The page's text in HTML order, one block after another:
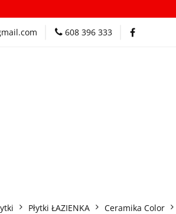
608 396 333
Kategorie Inspiracje
Płytki ŁAZIENKA Ceramika Color